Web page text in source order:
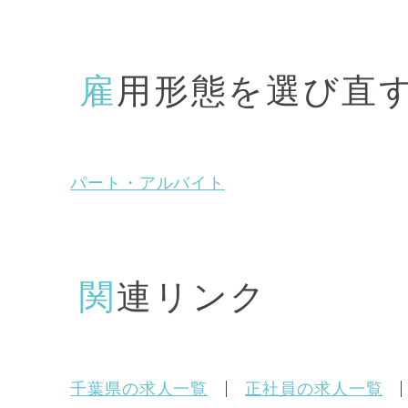
雇用形態を選び直
パート・アルバイト
関連リンク
千葉県の求人一覧 正社員の求人一覧